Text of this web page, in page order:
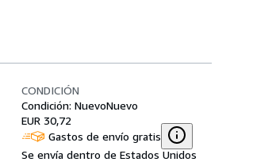
CONDICIÓN
Condición: NuevoNuevo
EUR 30,72
Gastos de envío gratis
Se envía dentro de Estados Unidos